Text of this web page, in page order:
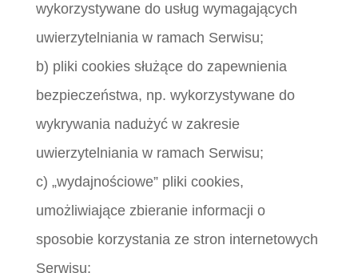
wykorzystywane do usług wymagających
uwierzytelniania w ramach Serwisu;
b) pliki cookies służące do zapewnienia
bezpieczeństwa, np. wykorzystywane do
wykrywania nadużyć w zakresie
uwierzytelniania w ramach Serwisu;
c) „wydajnościowe” pliki cookies,
umożliwiające zbieranie informacji o
sposobie korzystania ze stron internetowych
Serwisu;